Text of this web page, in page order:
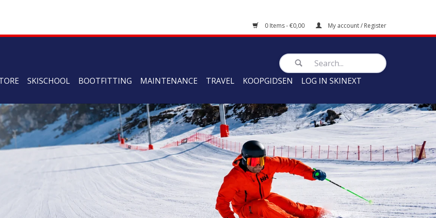
0 Items - €0,00 My account / Register
SKISCHOOL BOOTFITTING MAINTENANCE TRAVEL KOOPGIDSEN LOG IN SKINEXT